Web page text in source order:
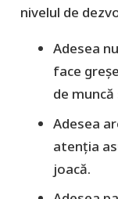
nivelul de
Adesea
face
de
Adesea
atenția
joacă.